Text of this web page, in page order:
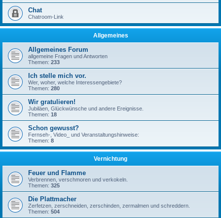
Chat
Chatroom-Link
Allgemeines
Allgemeines Forum
allgemeine Fragen und Antworten
Themen: 233
Ich stelle mich vor.
Wer, woher, welche Interessengebiete?
Themen: 280
Wir gratulieren!
Jubiläen, Glückwünsche und andere Ereignisse.
Themen: 18
Schon gewusst?
Fernseh-, Video_ und Veranstaltungshinweise:
Themen: 8
Vernichtung
Feuer und Flamme
Verbrennen, verschmoren und verkokeln.
Themen: 325
Die Plattmacher
Zerfetzen, zerschneiden, zerschinden, zermalmen und schreddern.
Themen: 504